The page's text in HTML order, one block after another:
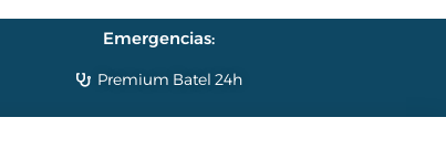
Emergencias:
Premium Batel 24h